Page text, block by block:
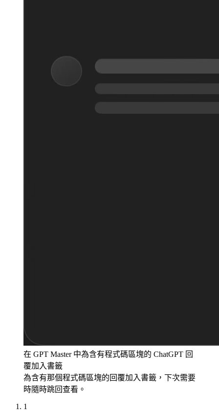
在 GPT Master 中為含有程式碼區塊的 ChatGPT 回
覆加入書籤
為含有那個程式碼區塊的回覆加入書籤，下次需要
時隨時跳回查看。
1